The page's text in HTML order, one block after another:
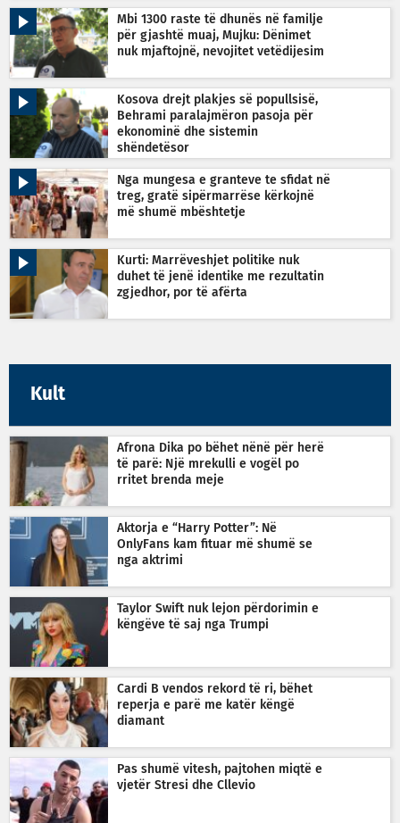
Mbi 1300 raste të dhunës në familje
për gjashtë muaj, Mujku: Dënimet
nuk mjaftojnë, nevojitet vetëdijesim
Kosova drejt plakjes së popullsisë,
Behrami paralajmëron pasoja për
ekonominë dhe sistemin
shëndetësor
Nga mungesa e granteve te sfidat në
treg, gratë sipërmarrëse kërkojnë
më shumë mbështetje
Kurti: Marrëveshjet politike nuk
duhet të jenë identike me rezultatin
zgjedhor, por të afërta
Kult
Afrona Dika po bëhet nënë për herë
të parë: Një mrekulli e vogël po
rritet brenda meje
Aktorja e “Harry Potter”: Në
OnlyFans kam fituar më shumë se
nga aktrimi
Taylor Swift nuk lejon përdorimin e
këngëve të saj nga Trumpi
Cardi B vendos rekord të ri, bëhet
reperja e parë me katër këngë
diamant
Pas shumë vitesh, pajtohen miqtë e
vjetër Stresi dhe Cllevio